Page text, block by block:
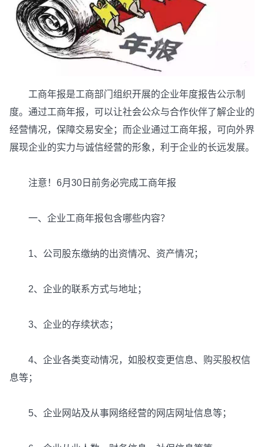
工商年报是工商部门组织开展的企业年度报告公示制
度。通过工商年报，可以让社会公众与合作伙伴了解企业的
经营情况，保障交易安全；而企业通过工商年报，可向外界
展现企业的实力与诚信经营的形象，利于企业的长远发展。
注意！6月30日前务必完成工商年报
一、企业工商年报包含哪些内容？
1、公司股东缴纳的出资情况、资产情况；
2、企业的联系方式与地址；
3、企业的存续状态；
4、企业各类变动情况，如股权变更信息、购买股权信
息等；
5、企业网站及从事网络经营的网店网址信息等；